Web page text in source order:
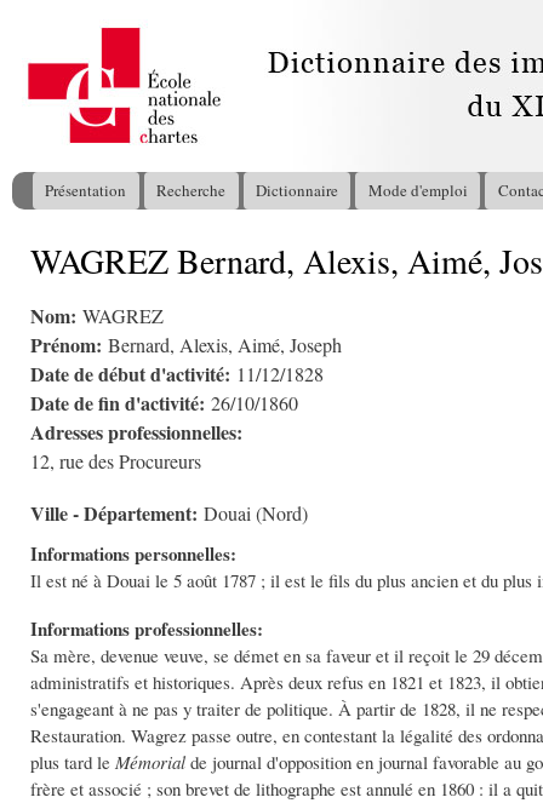
Menu principal
Présentation Recherche Dictionnaire Mode d'emploi
Vous êtes ici
WAGREZ Bernard, Alexis, Aimé,
Nom: WAGREZ
Prénom: Bernard, Alexis, Aimé, Joseph
Date de début d'activité: 11/12/1828
Date de fin d'activité: 26/10/1860
Adresses professionnelles:
12, rue des Procureurs
Ville - Département: Douai (Nord)
Informations personnelles:
Il est né à Douai le 5 août 1787 ; il est le fils du plus ancien et du
Informations professionnelles:
Sa mère, devenue veuve, se démet en sa faveur et il reçoit le 29
administratifs et historiques. Après deux refus en 1821 et 1823, il
s'engageant à ne pas y traiter de politique. À partir de 1828, il ne
Restauration. Wagrez passe outre, en contestant la légalité des
plus tard le Mémorial de journal d'opposition en journal favorable au
frère et associé ; son brevet de lithographe est annulé en 1860 : il a